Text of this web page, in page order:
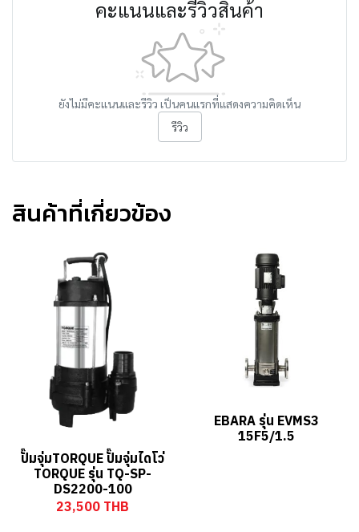
คะแนนและรีวิวสินค้า
ยังไม่มีคะแนนและรีวิว เป็นคนแรกที่แสดงความคิดเห็น
รีวิว
สินค้าที่เกี่ยวข้อง
ปั๊มจุ่มTORQUE ปั๊มจุ่มไดโว่
TORQUE รุ่น TQ-SP-
DS2200-100
23,500 THB
EBARA รุ่น EVMS3
15F5/1.5